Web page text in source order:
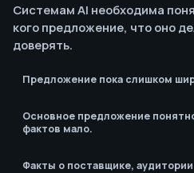
Системам AI необходима
кого предложение, что оно
доверять.
Предложение пока слишком
Основное предложение
фактов мало.
Факты о поставщике,